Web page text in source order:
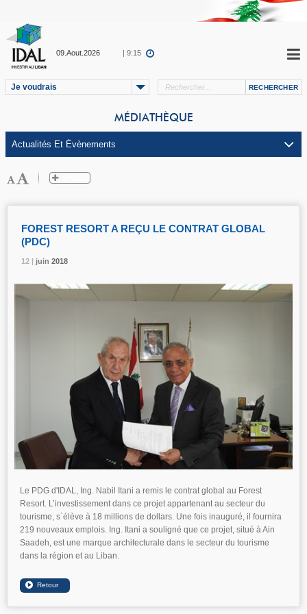
09.Aout.2026 | 9:15
Je voudrais
MÉDIATHÈQUE
12 | juin 2018
FOREST RESORT A REÇU LE CONTRAT GLOBAL
(PDC)
12 | juin 2018
12 | juin 2018
Le PDG d'IDAL, Ing. Nabil Itani a remis le contrat global au Forest
Resort. L’investissement dans ce projet appartenant au secteur du
tourisme, s`élève à 18 millions de dollars. Une fois inauguré, il fournira
219 nouveaux emplois. Ing. Itani a souligné que ce projet, situé à Ain
Saadeh, est une marque architecturale dans le secteur du tourisme
dans la région et au Liban.